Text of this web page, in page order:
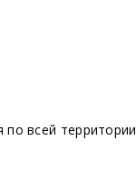
всей территории